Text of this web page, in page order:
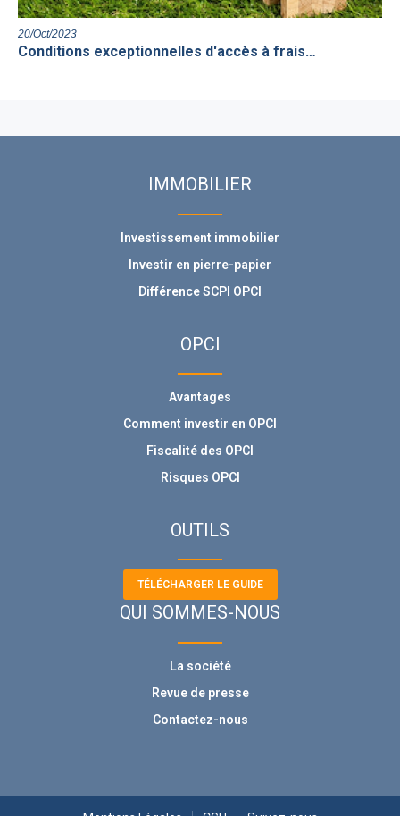
20/Oct/2023
Conditions exceptionnelles d'accès à frais…
IMMOBILIER
Investissement immobilier
Investir en pierre-papier
Différence SCPI OPCI
OPCI
Avantages
Comment investir en OPCI
Fiscalité des OPCI
Risques OPCI
OUTILS
TÉLÉCHARGER LE GUIDE
QUI SOMMES-NOUS
La société
Revue de presse
Contactez-nous
Mentions Légales CGU
Suivez-nous